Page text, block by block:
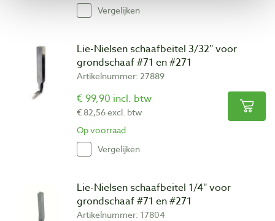
Vergelijken
Lie-Nielsen schaafbeitel 3/32″ voor
grondschaaf #71 en #271
Artikelnummer: 27889
€ 99,90 incl. btw
€ 82,56 excl. btw
Op voorraad
Vergelijken
Lie-Nielsen schaafbeitel 1/4″ voor
grondschaaf #71 en #271
Artikelnummer: 17804